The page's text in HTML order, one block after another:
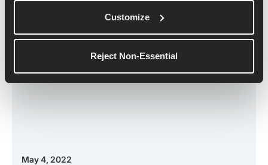
Customize
Reject Non-Essential
May 4, 2022